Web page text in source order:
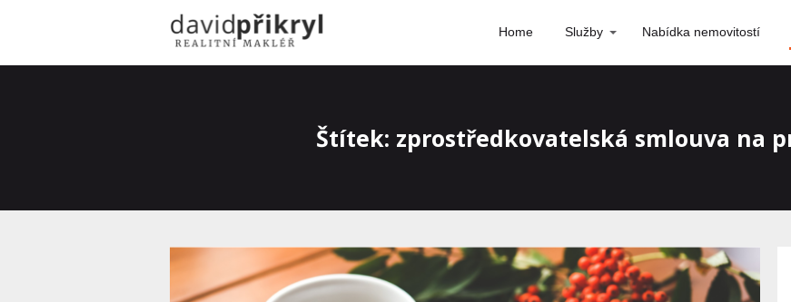
Home Služby Nabídka nemovitostí
Štítek: zprostředkovatelská smlouva na